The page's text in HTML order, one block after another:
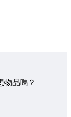
物品嗎？